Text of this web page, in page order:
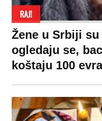
Sudbine
LIFESTYLE
Život
Zdravlje
Hi-Tech
Kultura